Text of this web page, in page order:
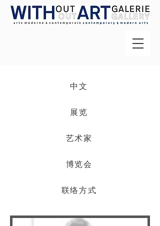
中文
展览
艺术家
博览会
联络方式